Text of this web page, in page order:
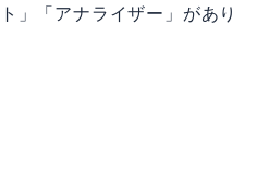
」「アナライザー」があり